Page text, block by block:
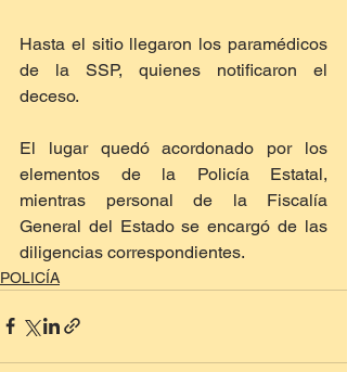
Hasta el sitio llegaron los paramédicos
de la SSP, quienes notificaron el
deceso.
El lugar quedó acordonado por los
elementos de la Policía Estatal,
mientras personal de la Fiscalía
General del Estado se encargó de las
diligencias correspondientes.
POLICÍA